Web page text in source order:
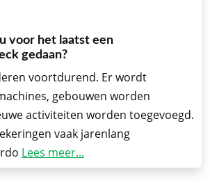
voor het laatst een
gedaan?
voortdurend. Er wordt
gebouwen worden
activiteiten worden toegevoegd.
vaak jarenlang
Lees meer...